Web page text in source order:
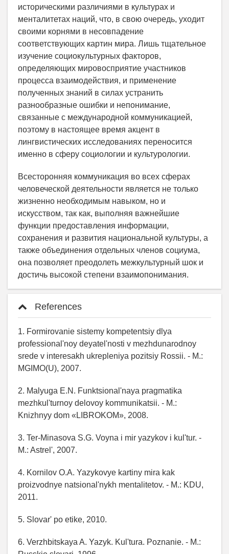
историческими различиями в культурах и
менталитетах наций, что, в свою очередь, уходит
своими корнями в несовпадение
соответствующих картин мира. Лишь тщательное
изучение социокультурных факторов,
определяющих мировосприятие участников
процесса взаимодействия, и применение
полученных знаний в силах устранить
разнообразные ошибки и непонимание,
связанные с международной коммуникацией,
поэтому в настоящее время акцент в
лингвистических исследованиях переносится
именно в сферу социологии и культурологии.
Всесторонняя коммуникация во всех сферах
человеческой деятельности является не только
жизненно необходимым навыком, но и
искусством, так как, выполняя важнейшие
функции предоставления информации,
сохранения и развития национальной культуры, а
также объединения отдельных членов социума,
она позволяет преодолеть межкультурный шок и
достичь высокой степени взаимопонимания.
References
1. Formirovanie sistemy kompetentsiy dlya
professional'noy deyatel'nosti v mezhdunarodnoy
srede v interesakh ukrepleniya pozitsiy Rossii. - M.:
MGIMO(U), 2007.
2. Malyuga E.N. Funktsional'naya pragmatika
mezhkul'turnoy delovoy kommunikatsii. - M.:
Knizhnyy dom «LIBROKOM», 2008.
3. Ter-Minasova S.G. Voyna i mir yazykov i kul'tur. -
M.: Astrel', 2007.
4. Kornilov O.A. Yazykovye kartiny mira kak
proizvodnye natsional'nykh mentalitetov. - M.: KDU,
2011.
5. Slovar' po etike, 2010.
6. Verzhbitskaya A. Yazyk. Kul'tura. Poznanie. - M.: